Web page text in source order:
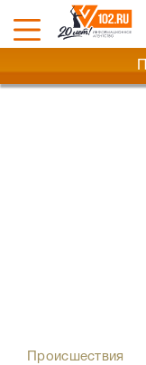
Происшествия